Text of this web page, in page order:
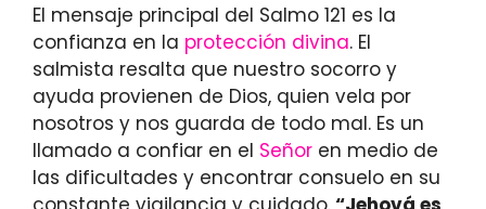
El mensaje principal del Salmo 121 es la
confianza en la protección divina. El
salmista resalta que nuestro socorro y
ayuda provienen de Dios, quien vela por
nosotros y nos guarda de todo mal. Es un
llamado a confiar en el Señor en medio de
las dificultades y encontrar consuelo en su